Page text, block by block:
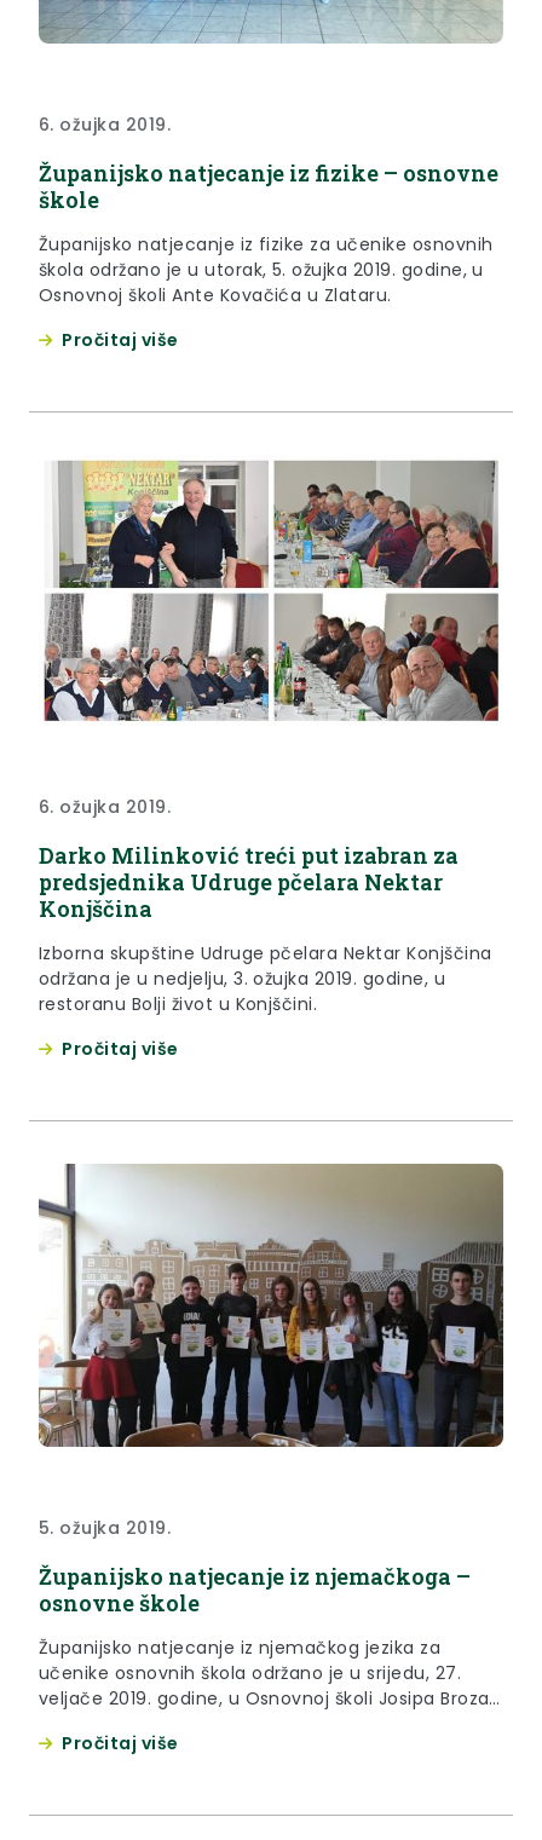
6. ožujka 2019.
Županijsko natjecanje iz fizike – osnovne
škole
Županijsko natjecanje iz fizike za učenike osnovnih
škola održano je u utorak, 5. ožujka 2019. godine, u
Osnovnoj školi Ante Kovačića u Zlataru.
Pročitaj više
6. ožujka 2019.
Darko Milinković treći put izabran za
predsjednika Udruge pčelara Nektar
Konjščina
Izborna skupštine Udruge pčelara Nektar Konjščina
održana je u nedjelju, 3. ožujka 2019. godine, u
restoranu Bolji život u Konjščini.
Pročitaj više
5. ožujka 2019.
Županijsko natjecanje iz njemačkoga –
osnovne škole
Županijsko natjecanje iz njemačkog jezika za
učenike osnovnih škola održano je u srijedu, 27.
veljače 2019. godine, u Osnovnoj školi Josipa Broza
Pročitaj više